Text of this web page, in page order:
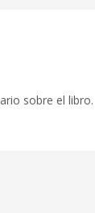
sobre el libro.